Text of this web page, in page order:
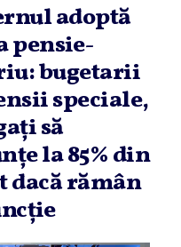
adoptă
pensie-
bugetarii
speciale,
să
la 85% din
dacă rămân